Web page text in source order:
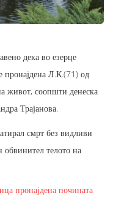
дека во езерце
пронајдена Л.К.(71) од
живот, соопшти денеска
Трајанова.
смрт без видливи
обвинител телото на
пронајдена почината